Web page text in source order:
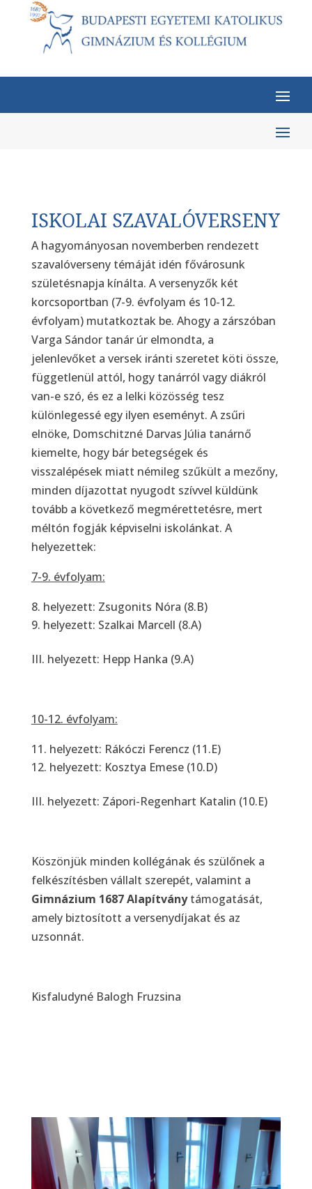
ISKOLAI SZAVALÓVERSENY
A hagyományosan novemberben rendezett
szavalóverseny témáját idén fővárosunk
születésnapja kínálta. A versenyzők két
korcsoportban (7-9. évfolyam és 10-12.
évfolyam) mutatkoztak be. Ahogy a zárszóban
Varga Sándor tanár úr elmondta, a
jelenlevőket a versek iránti szeretet köti össze,
függetlenül attól, hogy tanárról vagy diákról
van-e szó, és ez a lelki közösség tesz
különlegessé egy ilyen eseményt. A zsűri
elnöke, Domschitzné Darvas Júlia tanárnő
kiemelte, hogy bár betegségek és
visszalépések miatt némileg szűkült a mezőny,
minden díjazottat nyugodt szívvel küldünk
tovább a következő megmérettetésre, mert
méltón fogják képviselni iskolánkat. A
helyezettek:
7-9. évfolyam:
helyezett: Zsugonits Nóra (8.B)
helyezett: Szalkai Marcell (8.A)
III. helyezett: Hepp Hanka (9.A)
10-12. évfolyam:
helyezett: Rákóczi Ferencz (11.E)
helyezett: Kosztya Emese (10.D)
III. helyezett: Zápori-Regenhart Katalin (10.E)
Köszönjük minden kollégának és szülőnek a
felkészítésben vállalt szerepét, valamint a
Gimnázium 1687 Alapítványtámogatását,
amely biztosított a versenydíjakat és az
uzsonnát.
Kisfaludyné Balogh Fruzsina